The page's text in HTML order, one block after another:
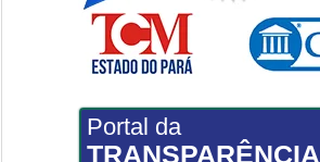
Portal da
TRANSPARÊNCIA